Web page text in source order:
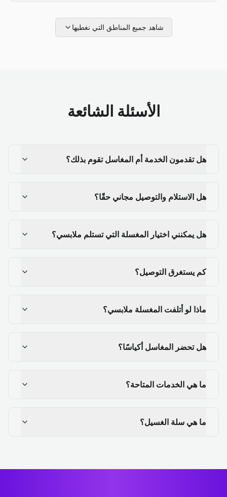
شاهد جميع المناطق التي نغطيها
الأسئلة الشائعة
هل تقدمون الخدمة أم المغاسل تقوم بذلك؟
هل الاستلام والتوصيل مجاني حقًا؟
هل يمكنني اختيار المغسلة التي تستلم ملابسي؟
كم يستغرق التوصيل؟
ماذا لو أتلفت المغسلة ملابسي؟
هل تحضر المغاسل أكياسًا؟
ما هي الخدمات المتاحة؟
ما هي سلة الغسيل؟